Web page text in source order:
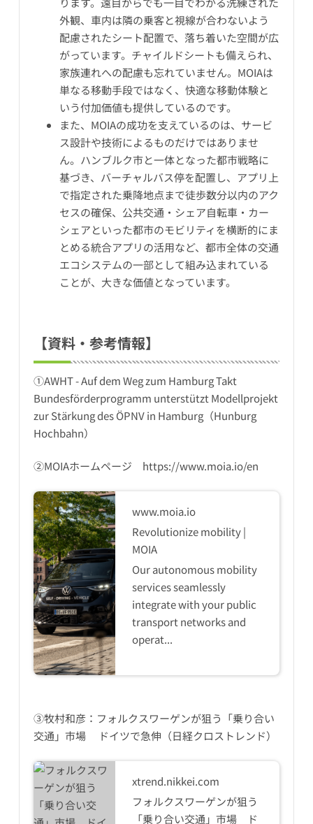
外観、車内は隣の乗客と視線が合わないよう
配慮されたシート配置で、落ち着いた空間が広
がっています。チャイルドシートも備えられ、
家族連れへの配慮も忘れていません。MOIAは
単なる移動手段ではなく、快適な移動体験と
いう付加価値も提供しているのです。
また、MOIAの成功を支えているのは、サービ
ス設計や技術によるものだけではありませ
ん。ハンブルク市と一体となった都市戦略に
基づき、バーチャルバス停を配置し、アプリ上
で指定された乗降地点まで徒歩数分以内のアク
セスの確保、公共交通・シェア自転車・カー
シェアといった都市のモビリティを横断的にま
とめる統合アプリの活用など、都市全体の交通
エコシステムの一部として組み込まれている
ことが、大きな価値となっています。
【資料・参考情報】
①AWHT - Auf dem Weg zum Hamburg Takt
Bundesförderprogramm unterstützt Modellprojekt
zur Stärkung des ÖPNV in Hamburg（Hunburg
Hochbahn）
②MOIAホームページ https://www.moia.io/en
www.moia.io
Revolutionize mobility |
MOIA
Our autonomous mobility
services seamlessly
integrate with your public
transport networks and
operat...
③牧村和彦：フォルクスワーゲンが狙う「乗り合い
交通」市場 ドイツで急伸（日経クロストレンド）
xtrend.nikkei.com
フォルクスワーゲンが狙う
「乗り合い交通」市場 ド